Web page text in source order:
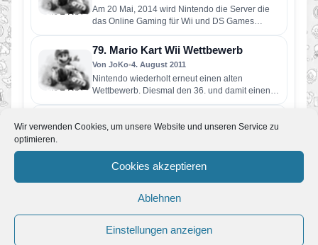
Wir verwenden Cookies, um unsere Website und unseren Service zu
optimieren.
Cookies akzeptieren
Ablehnen
Einstellungen anzeigen
Am 20 Mai, 2014 wird Nintendo die Server die
das Online Gaming für Wii und DS Games
ermöglichen abstellen!…
79. Mario Kart Wii Wettbewerb
Von JoKo•4. August 2011
Nintendo wiederholt erneut einen alten
Wettbewerb. Diesmal den 36. und damit einen
relativ einfachen. Aufgabe ist es, durch…
Von JoKo
neuen Wettbewerb wohl aufgegeben werden.
Aufgabe diesmal ist es 3 Runden…
2. Juli 2011
Der erste Wettbewerb im Juli ist gestartet.
Aufgabe ist es, drei Runden durch Bowsers